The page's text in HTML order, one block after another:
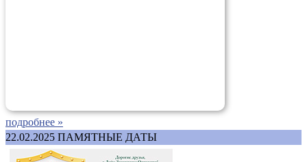
подробнее »
22.02.2025 ПАМЯТНЫЕ ДАТЫ